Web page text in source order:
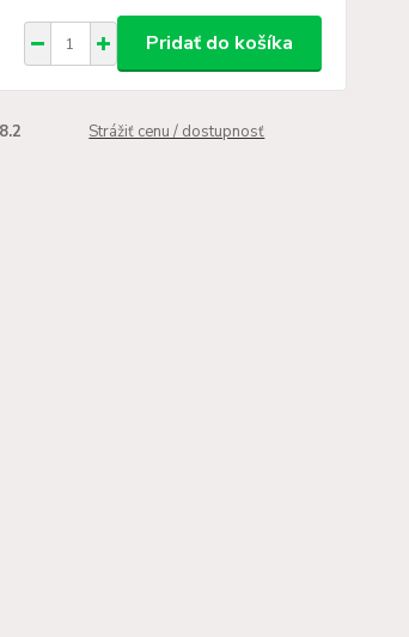
Pridať do košíka
Strážiť cenu / dostupnosť